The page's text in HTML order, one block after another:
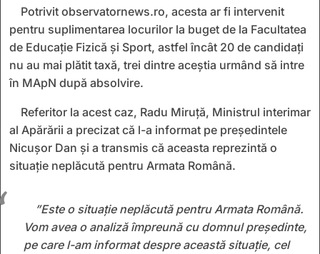
Potrivit observatornews.ro, acesta ar fi intervenit
pentru suplimentarea locurilor la buget de la Facultatea
de Educaţie Fizică şi Sport, astfel încât 20 de candidaţi
nu au mai plătit taxă, trei dintre aceştia urmând să intre
în MApN după absolvire.
Referitor la acest caz, Radu Miruţă, Ministrul interimar
al Apărării a precizat că l-a informat pe preşedintele
Nicuşor Dan și a transmis că aceasta reprezintă o
situaţie neplăcută pentru Armata Română.
”Este o situaţie neplăcută pentru Armata Română.
Vom avea o analiză împreună cu domnul preşedinte,
pe care l-am informat despre această situaţie, cel